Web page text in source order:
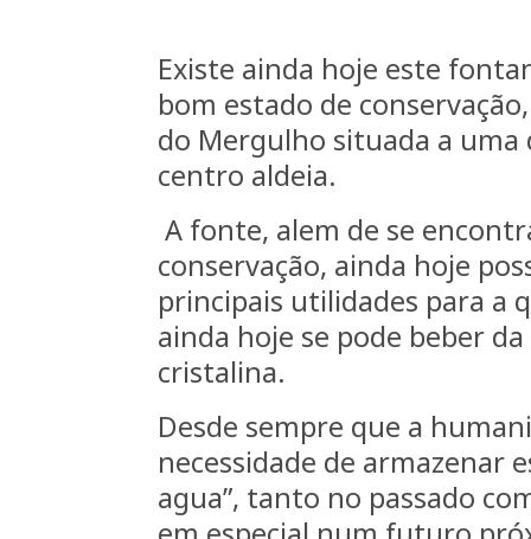
Existe ainda hoje este
bom estado de
do Mergulho situada a uma
centro aldeia.
A fonte, alem de se
conservação, ainda hoje
principais utilidades para a
ainda hoje se pode beber
cristalina.
Desde sempre que a
necessidade de armazenar
agua”, tanto no passado